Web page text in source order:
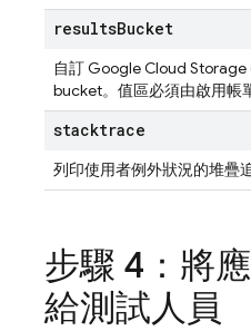
resultsBucket
自訂 Google Cloud
bucket。值區必須由啟用帳
stacktrace
列印使用者例外狀況的堆疊
步驟 4：將
給測試人員